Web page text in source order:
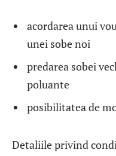
acordarea unui
unei sobe noi
predarea sobei
poluante
posibilitatea de
Detaliile privind